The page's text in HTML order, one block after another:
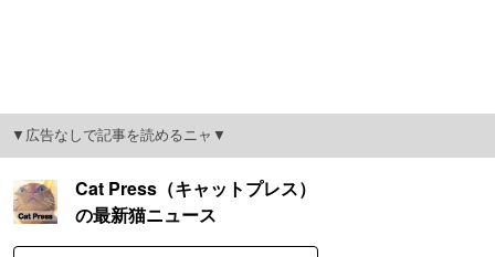
▼広告なしで記事を読めるニャ▼